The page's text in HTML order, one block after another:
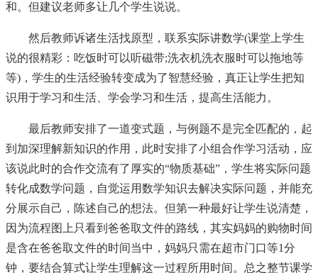
和。但建议老师多让几个学生说说。
然后教师诉诸生活找原型，联系实际讲数学(课堂上学生
说的很精彩：吃饭时可以听磁带;洗衣机洗衣服时可以拖地等
等)，学生的生活经验转变成为了智慧经验，真正让学生把知
识用于学习和生活、学会学习和生活，提高生活能力。
最后教师安排了一道变式题，与例题不是完全匹配的，起
到加深理解新知识的作用，此时安排了小组合作学习活动，应
该说此时的合作交流有了厚实的“物质基础”，学生将实际问题
转化成数学问题，自觉运用数学知识去解决实际问题，并能充
分展示自己，陈述自己的想法。但第一种最好让学生说清楚，
因为流程图上只看到爸爸取文件的路线，其实妈妈的购物时间
是含在爸爸取文件的时间当中，妈妈只需在超市门口等1分
钟，要结合算式让学生理解这一过程所用时间。总之整节课学